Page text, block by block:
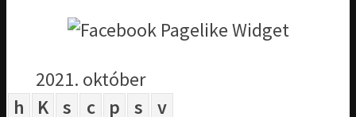
2021. október
h
K s c p s
v